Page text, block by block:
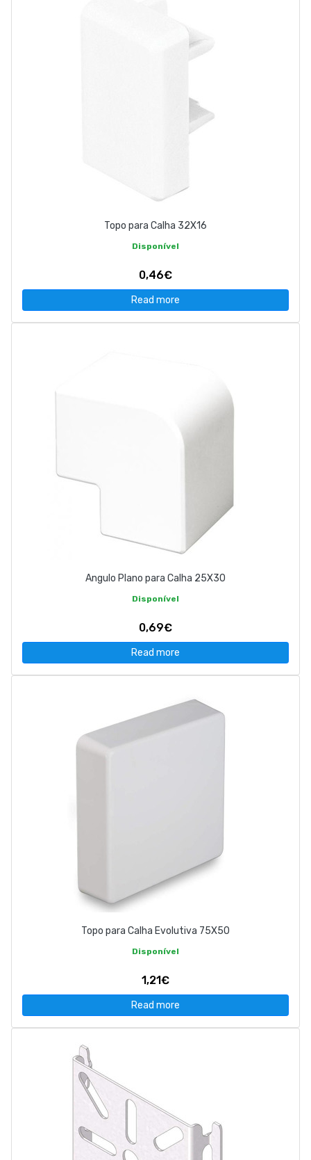
Topo para Calha 32X16
Disponível
0,46€
Read more
Angulo Plano para Calha 25X30
Disponível
0,69€
Read more
Topo para Calha Evolutiva 75X50
Disponível
1,21€
Read more